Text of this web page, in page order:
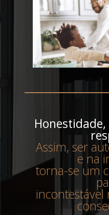
Assim, ser
e na
torna-se um